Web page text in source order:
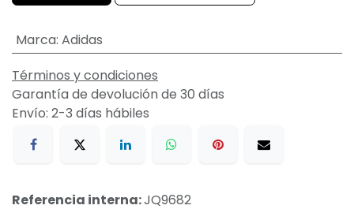
Marca: Adidas
Términos y condiciones
Garantía de devolución de 30 días
Envío: 2-3 días hábiles
Referencia interna:JQ9682